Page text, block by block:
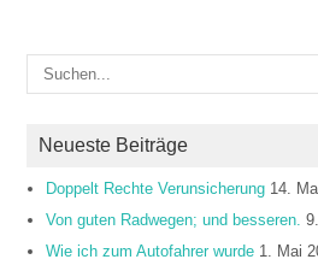
Neueste Beiträge
Doppelt Rechte Verunsicherung 14.
Von guten Radwegen; und besseren.
Wie ich zum Autofahrer wurde 1. Mai